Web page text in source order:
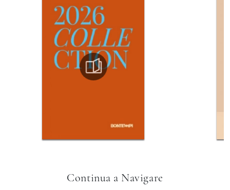
Continua a Navigare